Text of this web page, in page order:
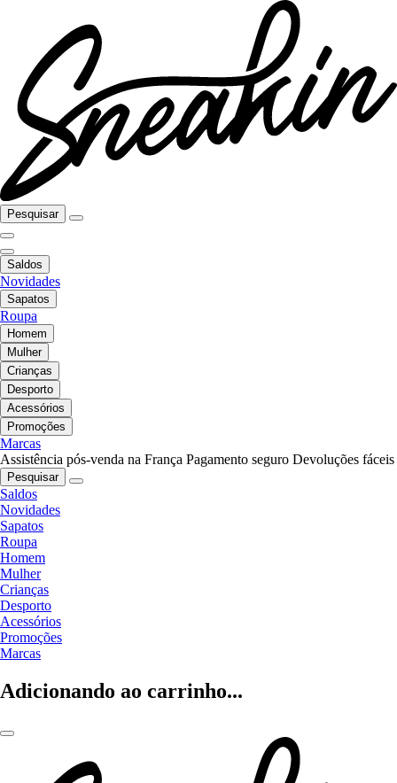
Pesquisar
Saldos
Novidades
Sapatos
Roupa
Homem
Mulher
Crianças
Desporto
Acessórios
Promoções
Marcas
Assistência pós-venda na França Pagamento seguro Devoluções fáceis
Pesquisar
Saldos
Novidades
Sapatos
Roupa
Homem
Mulher
Crianças
Desporto
Acessórios
Promoções
Marcas
Adicionando ao carrinho...